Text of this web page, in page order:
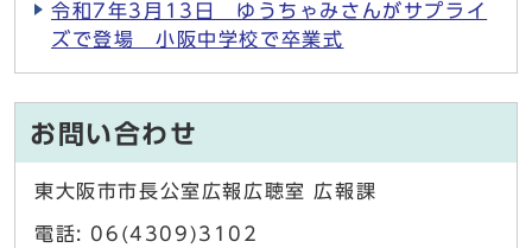
令和7年3月13日 ゆうちゃみさんがサプライ
ズで登場 小阪中学校で卒業式
お問い合わせ
東大阪市市長公室広報広聴室 広報課
電話: 06(4309)3102